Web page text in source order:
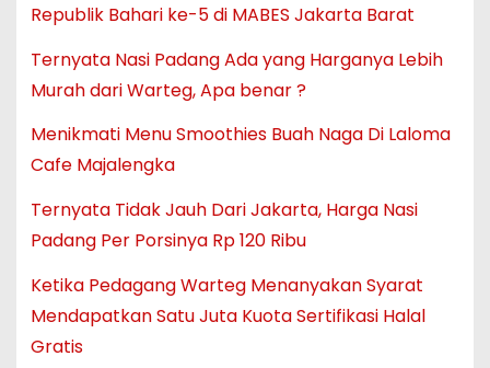
Republik Bahari ke-5 di MABES Jakarta Barat
Ternyata Nasi Padang Ada yang Harganya Lebih
Murah dari Warteg, Apa benar ?
Menikmati Menu Smoothies Buah Naga Di Laloma
Cafe Majalengka
Ternyata Tidak Jauh Dari Jakarta, Harga Nasi
Padang Per Porsinya Rp 120 Ribu
Ketika Pedagang Warteg Menanyakan Syarat
Mendapatkan Satu Juta Kuota Sertifikasi Halal
Gratis